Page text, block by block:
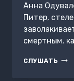
Анна
Питер,
смертным,
СЛУШАТЬ